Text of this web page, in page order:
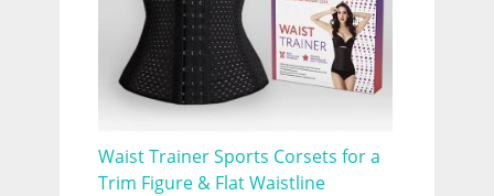
Waist Trainer Sports Corsets for a
Trim Figure & Flat Waistline